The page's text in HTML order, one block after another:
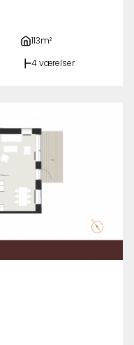
113m²
4 værelser